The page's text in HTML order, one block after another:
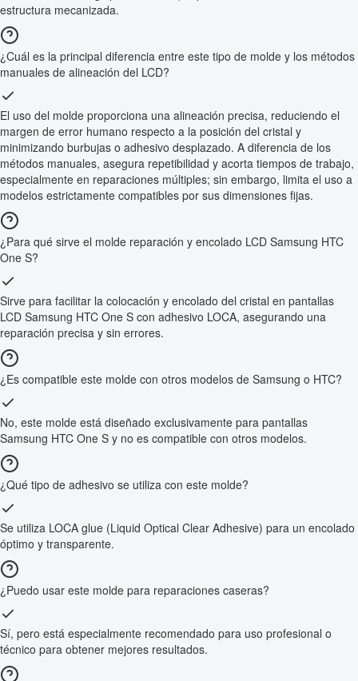
estructura mecanizada.
¿Cuál es la principal diferencia entre este tipo de molde y los métodos
manuales de alineación del LCD?
El uso del molde proporciona una alineación precisa, reduciendo el
margen de error humano respecto a la posición del cristal y
minimizando burbujas o adhesivo desplazado. A diferencia de los
métodos manuales, asegura repetibilidad y acorta tiempos de trabajo,
especialmente en reparaciones múltiples; sin embargo, limita el uso a
modelos estrictamente compatibles por sus dimensiones fijas.
¿Para qué sirve el molde reparación y encolado LCD Samsung HTC
One S?
Sirve para facilitar la colocación y encolado del cristal en pantallas
LCD Samsung HTC One S con adhesivo LOCA, asegurando una
reparación precisa y sin errores.
¿Es compatible este molde con otros modelos de Samsung o HTC?
No, este molde está diseñado exclusivamente para pantallas
Samsung HTC One S y no es compatible con otros modelos.
¿Qué tipo de adhesivo se utiliza con este molde?
Se utiliza LOCA glue (Liquid Optical Clear Adhesive) para un encolado
óptimo y transparente.
¿Puedo usar este molde para reparaciones caseras?
Sí, pero está especialmente recomendado para uso profesional o
técnico para obtener mejores resultados.